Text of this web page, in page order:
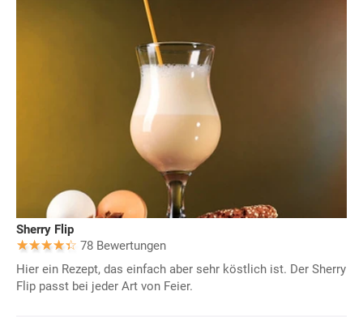
Sherry Flip
78 Bewertungen
Hier ein Rezept, das einfach aber sehr köstlich ist. Der Sherry
Flip passt bei jeder Art von Feier.